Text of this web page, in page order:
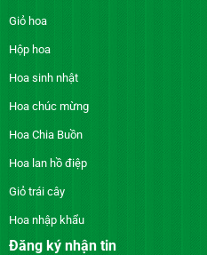
Giỏ hoa
Hộp hoa
Hoa sinh nhật
Hoa chúc mừng
Hoa Chia Buồn
Hoa lan hồ điệp
Giỏ trái cây
Hoa nhập khẩu
Đăng ký nhận tin